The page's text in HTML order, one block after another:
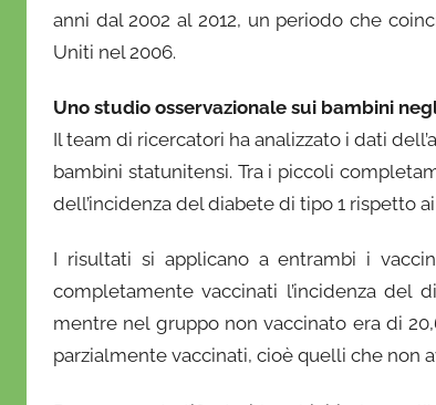
anni dal 2002 al 2012, un periodo che
Uniti nel 2006.
Uno studio osservazionale sui bambini
Il team di ricercatori ha analizzato i dati
bambini statunitensi. Tra i piccoli
dell’incidenza del diabete di tipo 1 rispetto
I risultati si applicano a entrambi i
completamente vaccinati l’incidenza del
mentre nel gruppo non vaccinato era di
parzialmente vaccinati, cioè quelli che non